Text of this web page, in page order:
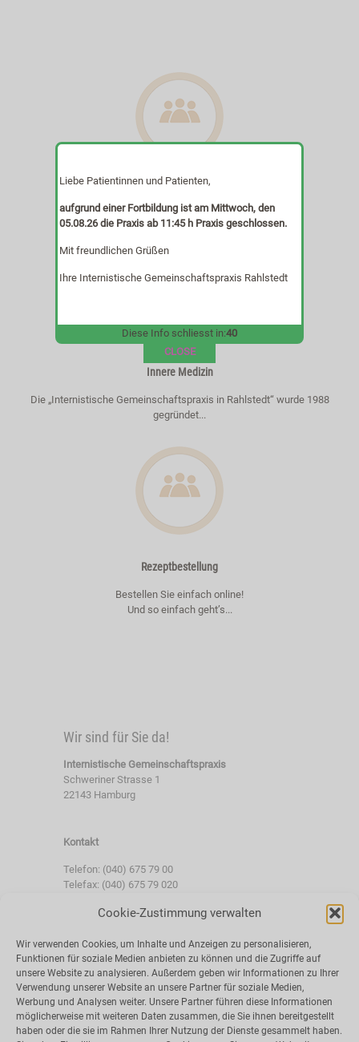
Cookie-Zustimmung verwalten
Wir verwenden Cookies, um Inhalte und Anzeigen zu personalisieren,
Funktionen für soziale Medien anbieten zu können und die Zugriffe auf
unsere Website zu analysieren. Außerdem geben wir Informationen zu Ihrer
Verwendung unserer Website an unsere Partner für soziale Medien,
Werbung und Analysen weiter. Unsere Partner führen diese Informationen
möglicherweise mit weiteren Daten zusammen, die Sie ihnen bereitgestellt
haben oder die sie im Rahmen Ihrer Nutzung der Dienste gesammelt haben.
Wir sind mit Kopf und Herz für Sie da...
Innere Medizin
Die „Internistische Gemeinschaftspraxis in Rahlstedt“ wurde 1988
gegründet...
Rezeptbestellung
Bestellen Sie einfach online!
Und so einfach geht’s...
Wir sind für Sie da!
Internistische Gemeinschaftspraxis
Schweriner Strasse 1
22143 Hamburg
Kontakt
Telefon: (040) 675 79 00
Telefax: (040) 675 79 020
rezept@inneremedizinmitherz.de
Unsere Sprechzeiten:
Montag
8:00 - 12:00 Uhr und 15:00 -
18:00 Uhr
Dienstag
8:00 - 15:00 Uhr
Diese Info schliesst in:40
Liebe Patientinnen und Patienten,
aufgrund einer Fortbildung ist am Mittwoch, den
05.08.26 die Praxis ab 11:45 h Praxis geschlossen.
Mit freundlichen Grüßen
Ihre Internistische Gemeinschaftspraxis Rahlstedt
CLOSE